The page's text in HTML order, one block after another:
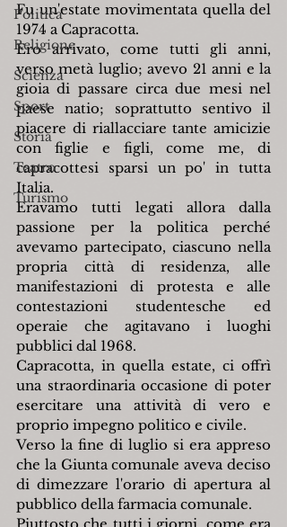
Politica
Religione
Scienza
Sport
Storia
Teatro
Turismo
Fu un'estate movimentata quella del
1974 a Capracotta.
Ero arrivato, come tutti gli anni,
verso metà luglio; avevo 21 anni e la
gioia di passare circa due mesi nel
paese natio; soprattutto sentivo il
piacere di riallacciare tante amicizie
con figlie e figli, come me, di
capracottesi sparsi un po' in tutta
Italia.
Eravamo tutti legati allora dalla
passione per la politica perché
avevamo partecipato, ciascuno nella
propria città di residenza, alle
manifestazioni di protesta e alle
contestazioni studentesche ed
operaie che agitavano i luoghi
pubblici dal 1968.
Capracotta, in quella estate, ci offrì
una straordinaria occasione di poter
esercitare una attività di vero e
proprio impegno politico e civile.
Verso la fine di luglio si era appreso
che la Giunta comunale aveva deciso
di dimezzare l'orario di apertura al
pubblico della farmacia comunale.